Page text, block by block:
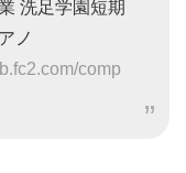
洗足学園短期
ノ
comp